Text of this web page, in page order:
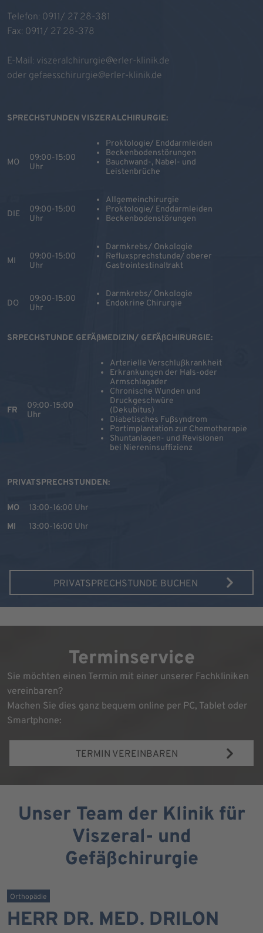
Telefon: 0911/ 27 28-381
Fax: 0911/ 27 28-378
E-Mail: viszeralchirurgie@erler-klinik.de
oder gefaesschirurgie@erler-klinik.de
SPRECHSTUNDEN VISZERALCHIRURGIE:
MO
09:00-15:00
Uhr
Proktologie/ Enddarmleiden
Beckenbodenstörungen
Bauchwand-, Nabel- und
Leistenbrüche
DIE
09:00-15:00
Uhr
Allgemeinchirurgie
Proktologie/ Enddarmleiden
Beckenbodenstörungen
MI
09:00-15:00
Uhr
Darmkrebs/ Onkologie
Refluxsprechstunde/ oberer
Gastrointestinaltrakt
DO
09:00-15:00
Uhr
Darmkrebs/ Onkologie
Endokrine Chirurgie
SRPECHSTUNDE GEFÄßMEDIZIN/ GEFÄßCHIRURGIE:
FR
09:00-15:00
Uhr
Arterielle Verschlußkrankheit
Erkrankungen der Hals-oder
Armschlagader
Chronische Wunden und
Druckgeschwüre
(Dekubitus)
Diabetisches Fußsyndrom
Portimplantation zur Chemotherapie
Shuntanlagen- und Revisionen
bei Niereninsuffizienz
PRIVATSPRECHSTUNDEN:
MO
13:00-16:00 Uhr
MI
13:00-16:00 Uhr
PRIVATSPRECHSTUNDE BUCHEN
Terminservice
Sie möchten einen Termin mit einer unserer Fachkliniken
vereinbaren?
Machen Sie dies ganz bequem online per PC, Tablet oder
Smartphone:
TERMIN VEREINBAREN
Unser Team der Klinik für
Viszeral- und
Gefäßchirurgie
Orthopädie
HERR DR. MED. DRILON